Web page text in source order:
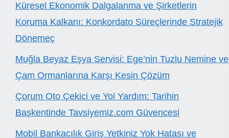
Küresel Ekonomik Dalgalanma ve Şirketlerin
Koruma Kalkanı: Konkordato Süreçlerinde Stratejik
Dönemeç
Muğla Beyaz Eşya Servisi: Ege’nin Tuzlu Nemine ve
Çam Ormanlarına Karşı Kesin Çözüm
Çorum Oto Çekici ve Yol Yardım: Tarihin
Başkentinde Tavsiyemiz.com Güvencesi
Mobil Bankacılık Giriş Yetkiniz Yok Hatası ve